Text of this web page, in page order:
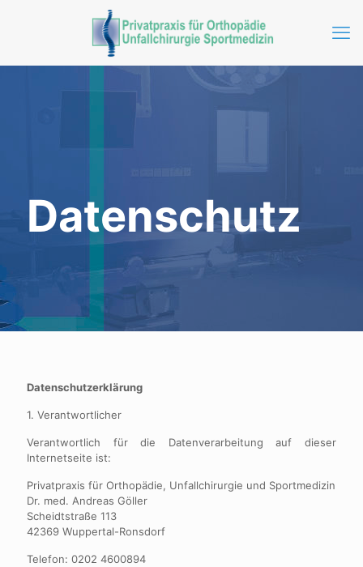
Datenschutz
Datenschutzerklärung
1. Verantwortlicher
Verantwortlich für die Datenverarbeitung auf dieser
Internetseite ist:
Privatpraxis für Orthopädie, Unfallchirurgie und Sportmedizin
Dr. med. Andreas Göller
Scheidtstraße 113
42369 Wuppertal-Ronsdorf
Telefon: 0202 4600894